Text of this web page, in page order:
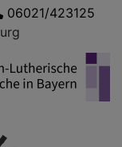
06021/423125